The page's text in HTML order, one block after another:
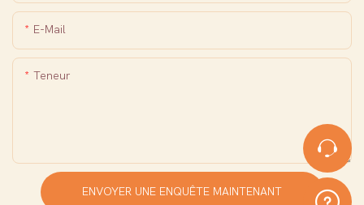
E-Mail
Teneur
ENVOYER UNE ENQUÊTE MAINTENANT